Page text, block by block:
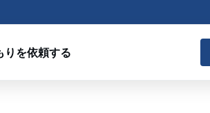
りを依頼する